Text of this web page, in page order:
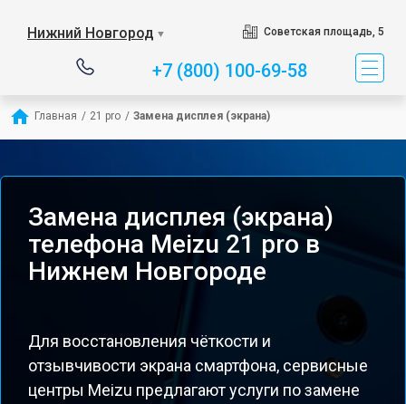
Нижний Новгород ▼ Советская площадь, 5
+7 (800) 100-69-58
Главная / 21 pro / Замена дисплея (экрана)
Замена дисплея (экрана)
телефона Meizu 21 pro в
Нижнем Новгороде
Для восстановления чёткости и
отзывчивости экрана смартфона, сервисные
центры Meizu предлагают услуги по замене